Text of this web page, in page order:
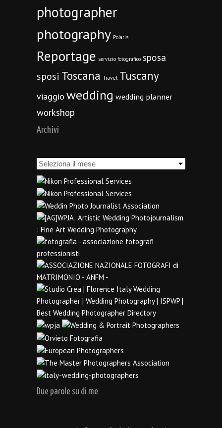
photographer
photography Polaris
Reportage servizio fotografico sposa
sposi Toscana Travel Tuscany
viaggio wedding wedding planner
workshop
Archivi
Archivi
Due parole su di me